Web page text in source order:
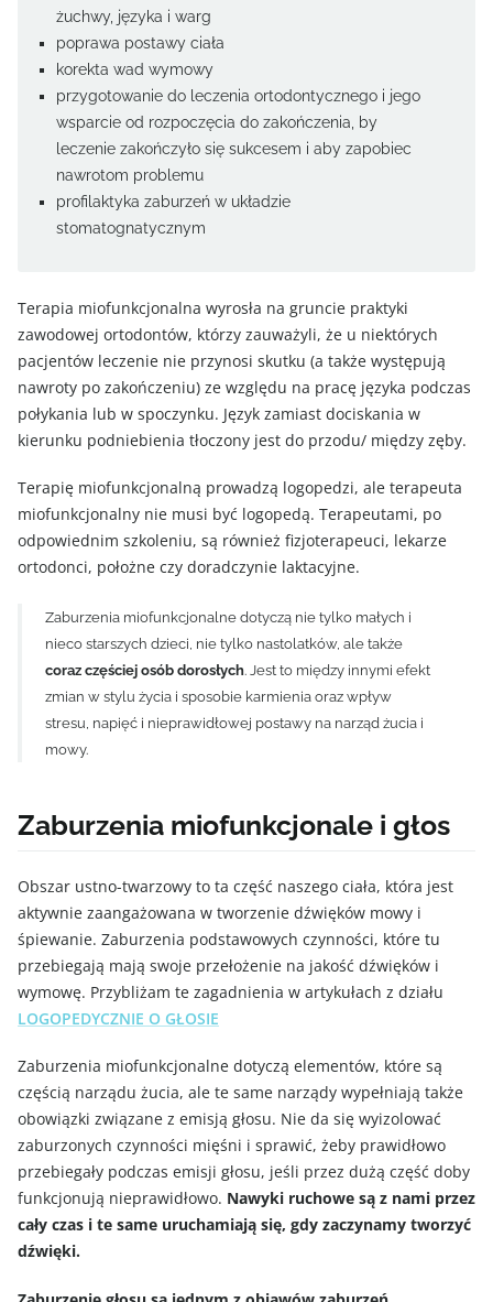
żuchwy, języka i warg
poprawa postawy ciała
korekta wad wymowy
przygotowanie do leczenia ortodontycznego i jego
wsparcie od rozpoczęcia do zakończenia, by
leczenie zakończyło się sukcesem i aby zapobiec
nawrotom problemu
profilaktyka zaburzeń w układzie
stomatognatycznym
Terapia miofunkcjonalna wyrosła na gruncie praktyki
zawodowej ortodontów, którzy zauważyli, że u niektórych
pacjentów leczenie nie przynosi skutku (a także występują
nawroty po zakończeniu) ze względu na pracę języka podczas
połykania lub w spoczynku. Język zamiast dociskania w
kierunku podniebienia tłoczony jest do przodu/ między zęby.
Terapię miofunkcjonalną prowadzą logopedzi, ale terapeuta
miofunkcjonalny nie musi być logopedą. Terapeutami, po
odpowiednim szkoleniu, są również fizjoterapeuci, lekarze
ortodonci, położne czy doradczynie laktacyjne.
Zaburzenia miofunkcjonalne dotyczą nie tylko małych i
nieco starszych dzieci, nie tylko nastolatków, ale także
coraz częściej osób dorosłych. Jest to między innymi efekt
zmian w stylu życia i sposobie karmienia oraz wpływ
stresu, napięć i nieprawidłowej postawy na narząd żucia i
mowy.
Zaburzenia miofunkcjonale i głos
Obszar ustno-twarzowy to ta część naszego ciała, która jest
aktywnie zaangażowana w tworzenie dźwięków mowy i
śpiewanie. Zaburzenia podstawowych czynności, które tu
przebiegają mają swoje przełożenie na jakość dźwięków i
wymowę. Przybliżam te zagadnienia w artykułach z działu
LOGOPEDYCZNIE O GŁOSIE
Zaburzenia miofunkcjonalne dotyczą elementów, które są
częścią narządu żucia, ale te same narządy wypełniają także
obowiązki związane z emisją głosu. Nie da się wyizolować
zaburzonych czynności mięśni i sprawić, żeby prawidłowo
przebiegały podczas emisji głosu, jeśli przez dużą część doby
funkcjonują nieprawidłowo. Nawyki ruchowe są z nami przez
cały czas i te same uruchamiają się, gdy zaczynamy tworzyć
dźwięki.